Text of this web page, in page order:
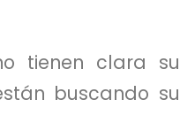
tienen clara su
buscando su